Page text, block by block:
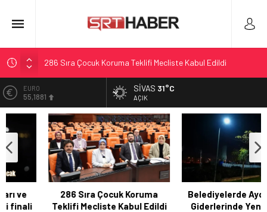
286 Sıra Çocuk Koruma Teklifi Mecliste Kabul Edildi
Belediyelerde Aydınlatma Giderlerinde Yeni Kesinti Oranları
Sivas’ta Günlük Hava Tahmini: Sıcaklık 31°C’ye Kadar
Yükseliyor
Resmi Gazete’de Yayımlanan Kararlar Özeti
Gurbetçi Buluşmaları ve Gastronomi Festivali finali
sürprizlerle dolu
ALTIN
6.660,55
13.779,39
SIVAS 31°C
AÇIK
286 Sıra Çocuk Koruma
Teklifi Mecliste Kabul Edildi
Belediyelerde Aydınlatma
Giderlerinde Yeni Kesinti